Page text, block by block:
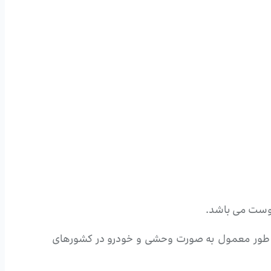
می باشد.
می باشد. این درخت به طور معمول به صورت وحشی و خودرو در کشورهای